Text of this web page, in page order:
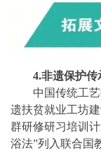
4.非遗保护
中国传统工
遗扶贫就业工坊
群研修研习培训
浴法”列入联合国